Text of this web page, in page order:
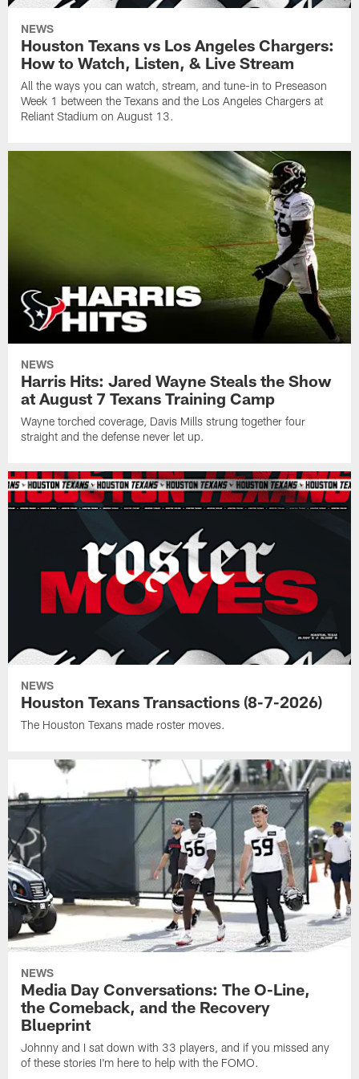
NEWS
Houston Texans vs Los Angeles Chargers:
How to Watch, Listen, & Live Stream
All the ways you can watch, stream, and tune-in to Preseason
Week 1 between the Texans and the Los Angeles Chargers at
Reliant Stadium on August 13.
NEWS
Harris Hits: Jared Wayne Steals the Show
at August 7 Texans Training Camp
Wayne torched coverage, Davis Mills strung together four
straight and the defense never let up.
NEWS
Houston Texans Transactions (8-7-2026)
The Houston Texans made roster moves.
NEWS
Media Day Conversations: The O-Line,
the Comeback, and the Recovery
Blueprint
Johnny and I sat down with 33 players, and if you missed any
of these stories I'm here to help with the FOMO.